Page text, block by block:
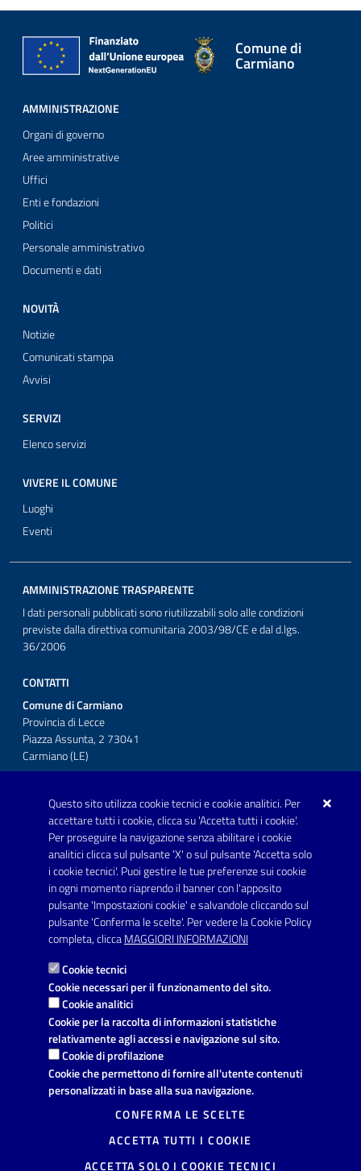
Questo sito utilizza cookie tecnici e cookie analitici. Per
accettare tutti i cookie, clicca su 'Accetta tutti i cookie'.
Per proseguire la navigazione senza abilitare i cookie
analitici clicca sul pulsante 'X' o sul pulsante 'Accetta solo
i cookie tecnici'. Puoi gestire le tue preferenze sui cookie
in ogni momento riaprendo il banner con l'apposito
pulsante 'Impostazioni cookie' e salvandole cliccando sul
pulsante 'Conferma le scelte'. Per vedere la Cookie Policy
completa, cliccaMAGGIORI INFORMAZIONI
Cookie tecnici
Cookie necessari per il funzionamento del sito.
Cookie analitici
Cookie per la raccolta di informazioni statistiche
relativamente agli accessi e navigazione sul sito.
Cookie di profilazione
Cookie che permettono di fornire all'utente contenuti
personalizzati in base alla sua navigazione.
CONFERMA LE SCELTE
ACCETTA TUTTI I COOKIE
ACCETTA SOLO I COOKIE TECNICI
Comune di
Carmiano
AMMINISTRAZIONE
Organi di governo
Aree amministrative
Uffici
Enti e fondazioni
Politici
Personale amministrativo
Documenti e dati
NOVITÀ
Notizie
Comunicati stampa
Avvisi
SERVIZI
Elenco servizi
VIVERE IL COMUNE
Luoghi
Eventi
AMMINISTRAZIONE TRASPARENTE
I dati personali pubblicati sono riutilizzabili solo alle condizioni
previste dalla direttiva comunitaria 2003/98/CE e dal d.lgs.
36/2006
CONTATTI
Comune di Carmiano
Provincia di Lecce
Piazza Assunta, 2 73041
Carmiano (LE)
Posta Elettronica Certificata:
protocollo.comunecarmiano@pec.rupar.puglia.it
URP - Ufficio Relazioni con il Pubblico
Link utili
Informativa privacy
Dichiarazione di accessibilità
Note legali
Domande frequenti
Richiesta di assistenza
Segnalazione disservizio
Prenotazione appuntamento